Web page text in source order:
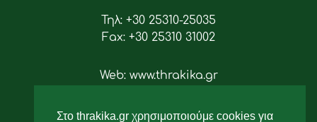
Στο thrakika.gr χρησιμοποιούμε cookies για
Τηλ: +30 25310-25035
Fax: +30 25310 31002
Web: www.thrakika.gr